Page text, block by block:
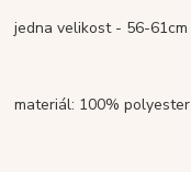
jedna velikost - 56-61cm
materiál: 100% polyester